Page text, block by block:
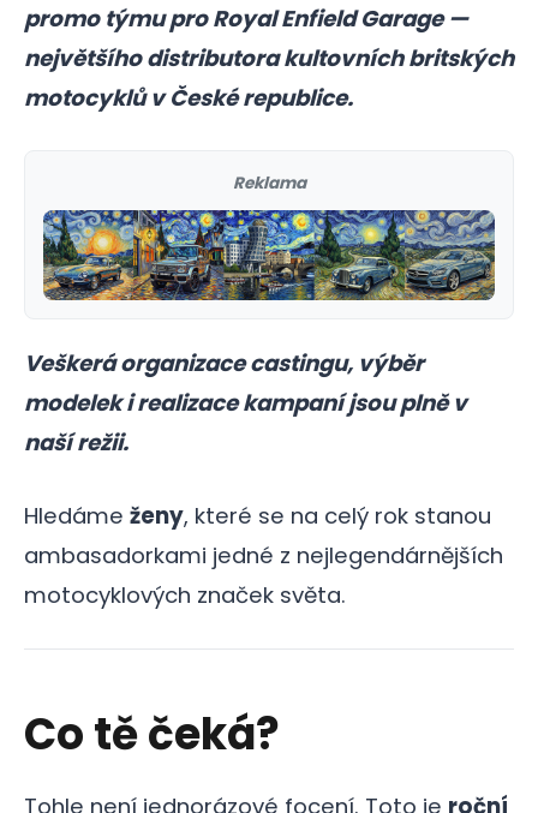
promo týmu pro Royal Enfield Garage —
největšího distributora kultovních britských
motocyklů v České republice.
Reklama
Veškerá organizace castingu, výběr
modelek i realizace kampaní jsou plně v
naší režii.
Hledáme ženy, které se na celý rok stanou
ambasadorkami jedné z nejlegendárnějších
motocyklových značek světa.
Co tě čeká?
Tohle není jednorázové focení. Toto je roční